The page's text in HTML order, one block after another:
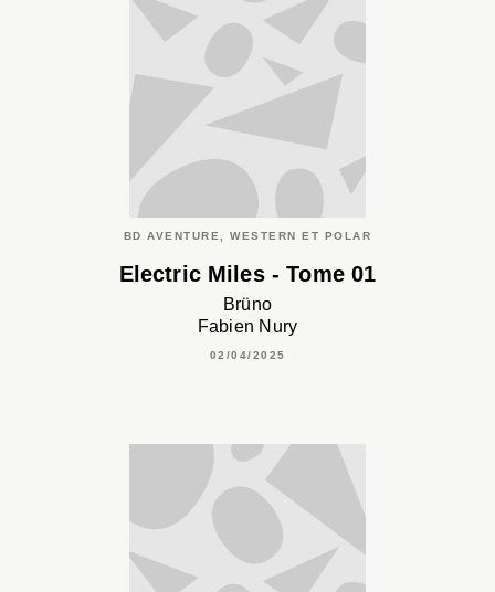
BD AVENTURE, WESTERN ET POLAR
Electric Miles - Tome 01
Brüno
Fabien Nury
02/04/2025